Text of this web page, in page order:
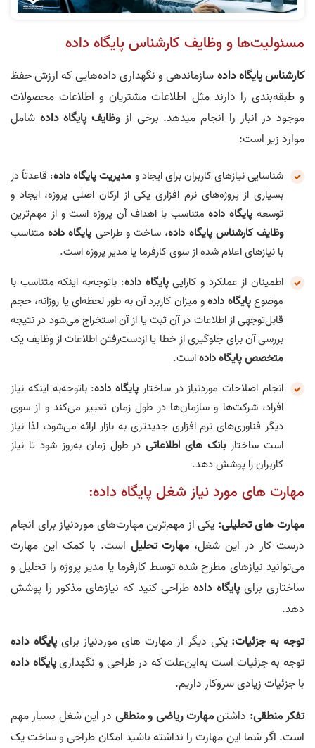
مسئولیت‌ها و وظایف کارشناس پایگاه‌ داده
کارشناس پایگاه‌ دادهسازماندهی و نگهداری داده‌هایی که ارزش حفظ
و طبقه‌بندی را دارند مثل اطلاعات مشتریان و اطلاعات محصولات
موجود در انبار را انجام میدهد. برخی از وظایف پایگاه‌ داده شامل
موارد زیر است:
شناسایی نیازهای کاربران برای ایجاد و مدیریت پایگاه‌ داده: قاعدتاً در
بسیاری از پروژه‌های نرم‌ افزاری یکی از ارکان اصلی پروژه، ایجاد و
توسعه پایگاه‌ دادهمتناسب با اهداف آن پروژه است و از مهم‌ترین
وظایف کارشناس پایگاه‌ داده، ساخت و طراحی پایگاه‌ دادهمتناسب
با نیازهای اعلام شده از سوی کارفرما یا مدیر پروژه است.
اطمینان از عملکرد و کاراییپایگاه‌ داده: باتوجه‌به اینکه متناسب با
موضوعپایگاه‌ دادهو میزان کاربرد آن به طور لحظه‌ای یا روزانه، حجم
قابل‌توجهی از اطلاعات در آن ثبت یا از آن استخراج می‌شود در نتیجه
بررسی آن برای جلوگیری از خطا یا ازدست‌رفتن اطلاعات از وظایف یک
متخصص پایگاه‌ دادهاست.
انجام اصلاحات موردنیاز در ساختار پایگاه‌ داده: باتوجه‌به اینکه نیاز
افراد، شرکت‌ها و سازمان‌ها در طول زمان تغییر می‌کند و از سوی
دیگر فناوری‌های نرم‌ افزاری جدیدتری به بازار ارائه می‌شود، لذا نیاز
است ساختاربانک‌ های اطلاعاتیدر طول زمان به‌روز شود تا نیاز
کاربران را پوشش دهد.
مهارت‌ های مورد نیاز شغل پایگاه‌ داده:
مهارت‌ های تحلیلی: یکی از مهم‌ترین مهارت‌های موردنیاز برای انجام
درست کار در این شغل، مهارت تحلیل است. با کمک این مهارت
می‌توانید نیازهای مطرح شده توسط کارفرما یا مدیر پروژه را تحلیل و
ساختاری برای پایگاه‌ داده طراحی کنید که نیازهای مذکور را پوشش
دهد.
توجه به جزئیات: یکی دیگر از مهارت‌ های موردنیاز برای پایگاه‌ داده
توجه به جزئیات است به‌این‌علت که در طراحی و نگهداریپایگاه‌ داده
با جزئیات زیادی سروکار داریم.
تفکر منطقی: داشتنمهارت ریاضی و منطقی در این شغل بسیار مهم
است. اگر شما این مهارت را نداشته باشید امکان طراحی و ساخت یک